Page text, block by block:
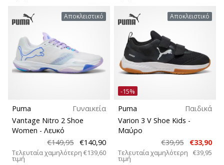
Αποκλειστικό
Puma
Γυναικεία
Vantage Nitro 2 Shoe
Women - Λευκό
€149,95
€140,90
Τελευταία χαμηλότερη
τιμή
€139,60
Αποκλειστικό
-15%
Puma
Παιδικά
Varion 3 V Shoe Kids -
Μαύρο
€39,95
€33,90
Τελευταία χαμηλότερη
τιμή
€39,95